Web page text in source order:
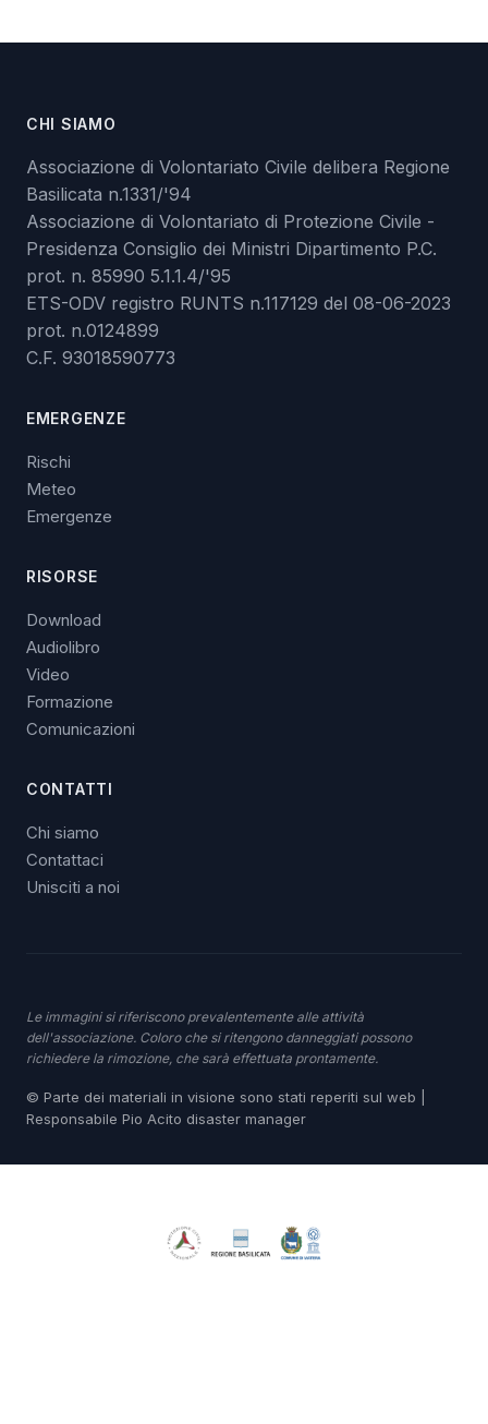
CHI SIAMO
Associazione di Volontariato Civile delibera Regione
Basilicata n.1331/'94
Associazione di Volontariato di Protezione Civile -
Presidenza Consiglio dei Ministri Dipartimento P.C.
prot. n. 85990 5.1.1.4/'95
ETS-ODV registro RUNTS n.117129 del 08-06-2023
prot. n.0124899
C.F. 93018590773
EMERGENZE
Rischi
Meteo
Emergenze
RISORSE
Download
Audiolibro
Video
Formazione
Comunicazioni
CONTATTI
Chi siamo
Contattaci
Unisciti a noi
Le immagini si riferiscono prevalentemente alle attività
dell'associazione. Coloro che si ritengono danneggiati possono
richiedere la rimozione, che sarà effettuata prontamente.
© Parte dei materiali in visione sono stati reperiti sul web |
Responsabile Pio Acito disaster manager